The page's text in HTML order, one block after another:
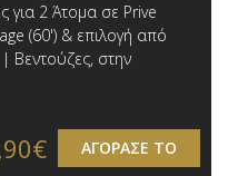
για 2 Άτομα σε Prive
(60') & επιλογή από
Βεντούζες, στην
ΑΓΟΡΑΣΕ ΤΟ